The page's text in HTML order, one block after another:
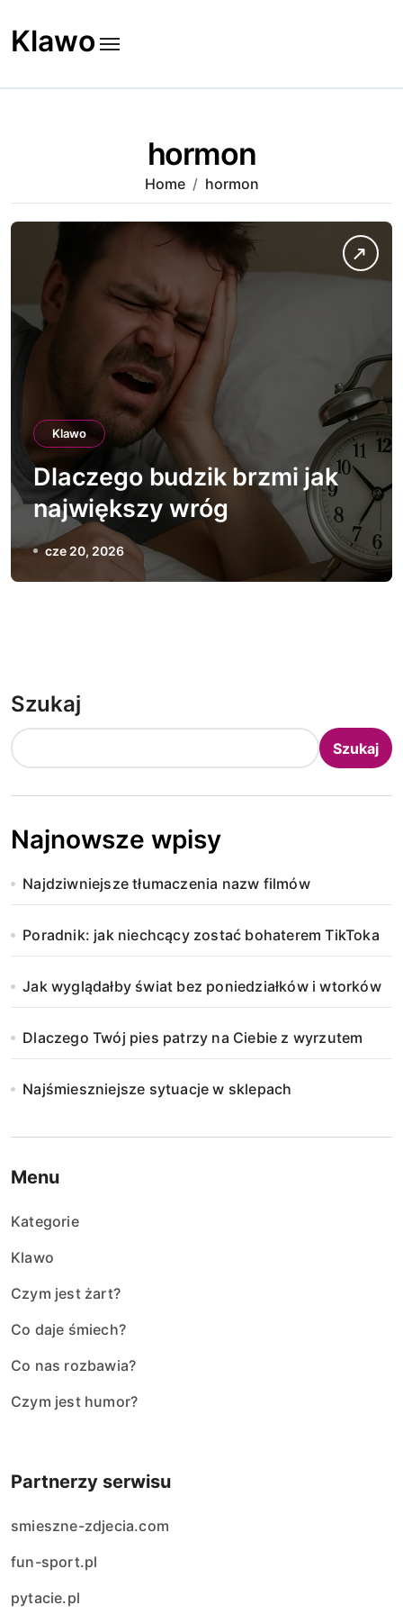
to
content
Klawo
hormon
Home hormon
Klawo
Dlaczego budzik brzmi jak
największy wróg
cze 20, 2026
Szukaj
Szukaj
Najnowsze wpisy
Najdziwniejsze tłumaczenia nazw filmów
Poradnik: jak niechcący zostać bohaterem TikToka
Jak wyglądałby świat bez poniedziałków i wtorków
Dlaczego Twój pies patrzy na Ciebie z wyrzutem
Najśmieszniejsze sytuacje w sklepach
Menu
Kategorie
Klawo
Czym jest żart?
Co daje śmiech?
Co nas rozbawia?
Czym jest humor?
Partnerzy serwisu
smieszne-zdjecia.com
fun-sport.pl
pytacie.pl